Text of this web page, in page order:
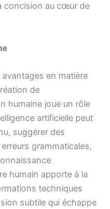
concision au cœur de
avantages en matière
de
humaine joue un rôle
artificielle peut
suggérer des
grammaticales,
humain apporte à la
techniques
subtile qui échappe